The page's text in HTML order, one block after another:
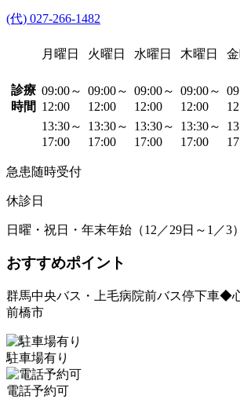
(代) 027-266-1482
月曜日 火曜日 水曜日 木曜日
診療
時間
09:00～
12:00
09:00～
12:00
09:00～
12:00
09:00～
12:00
13:30～
17:00
13:30～
17:00
13:30～
17:00
13:30～
17:00
急患随時受付
休診日
日曜・祝日・年末年始（12／29日～1／3）
おすすめポイント
群馬中央バス・上毛病院前バス停下車◆
前橋市
駐車場有り
電話予約可